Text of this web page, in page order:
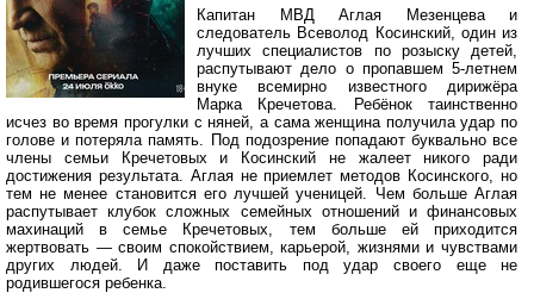
Капитан МВД Аглая Мезенцева и
следователь Всеволод Косинский, один из
лучших специалистов по розыску детей,
распутывают дело о пропавшем 5-летнем
внуке всемирно известного дирижёра
Марка Кречетова. Ребёнок таинственно
исчез во время прогулки с няней, а сама женщина получила удар по
голове и потеряла память. Под подозрение попадают буквально все
члены семьи Кречетовых и Косинский не жалеет никого ради
достижения результата. Аглая не приемлет методов Косинского, но
тем не менее становится его лучшей ученицей. Чем больше Аглая
распутывает клубок сложных семейных отношений и финансовых
махинаций в семье Кречетовых, тем больше ей приходится
жертвовать — своим спокойствием, карьерой, жизнями и чувствами
других людей. И даже поставить под удар своего еще не
родившегося ребенка.